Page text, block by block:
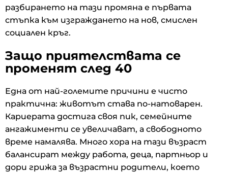
разбирането на тази промяна е първата
стъпка към изграждането на нов, смислен
социален кръг.
Защо приятелствата се
променят след 40
Една от най-големите причини е чисто
практична: животът става по-натоварен.
Кариерата достига своя пик, семейните
ангажименти се увеличават, а свободното
време намалява. Много хора на тази възраст
балансират между работа, деца, партньор и
дори грижа за възрастни родители, което